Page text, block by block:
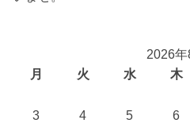
2026年
月
火 水 木
3
4 5 6